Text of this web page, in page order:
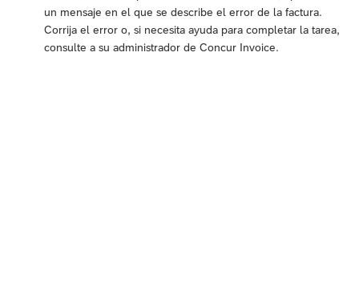
un mensaje en el que se describe el error de la factura.
Corrija el error o, si necesita ayuda para completar la tarea,
consulte a su administrador de Concur Invoice.